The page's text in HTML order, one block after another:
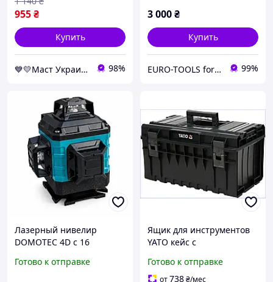
955₴
Купить
💙💛Маст Украина 💙💛 98%
3 000₴
Купить
EURO-TOOLS for HOME 99%
Лазерный нивелир
DOMOTEC 4D с 16
LCD-дисплеем, двумя АКБ
Готово к отправке
Ящик для инструментов
YATO кейс с
хранения и
транспортировки
Готово к отправке
от738₴/мес